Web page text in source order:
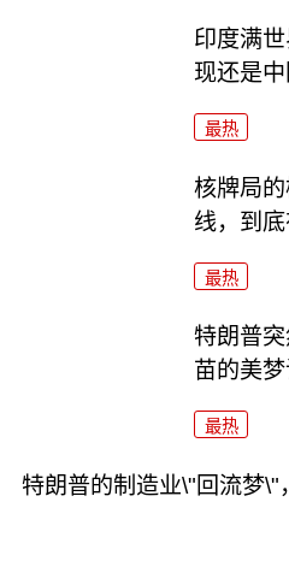
印度满
现还是中
最热
核牌局
线，到底
最热
特朗普
苗的美
最热
特朗普的制造业\"回流梦\"